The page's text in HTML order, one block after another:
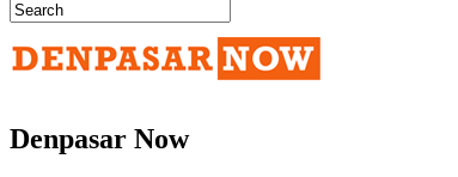
Denpasar Now